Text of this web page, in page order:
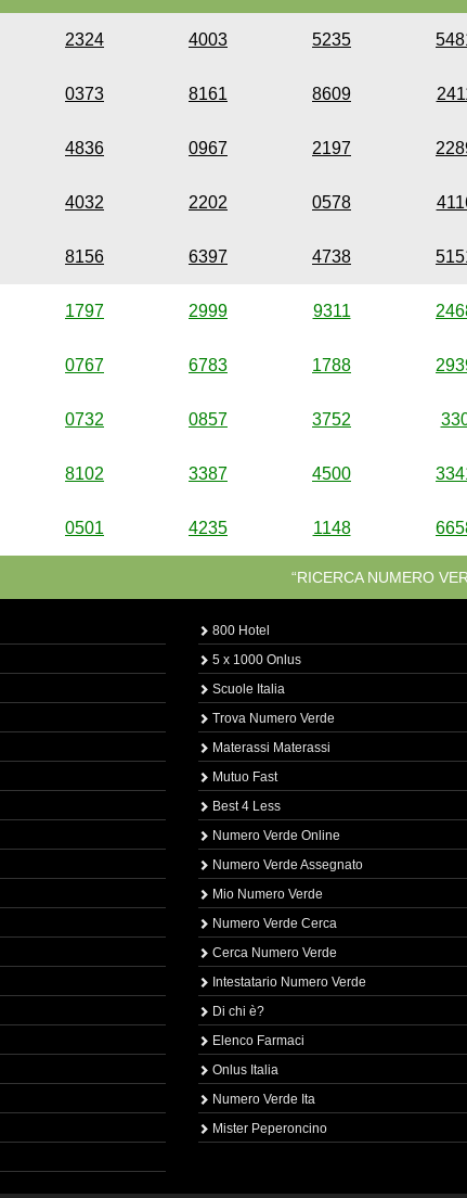
2324 4003 5235
0373 8161 8609
4836 0967 2197
4032 2202 0578
8156 6397 4738
1797 2999 9311
0767 6783 1788
0732 0857 3752
8102 3387 4500
0501 4235 1148
“RICERCA NUMERO
800 Hotel
5 x 1000 Onlus
Scuole Italia
Trova Numero Verde
Materassi Materassi
Mutuo Fast
Best 4 Less
Numero Verde Online
Numero Verde Assegnato
Mio Numero Verde
Numero Verde Cerca
Cerca Numero Verde
Intestatario Numero Verde
Di chi è?
Elenco Farmaci
Onlus Italia
Numero Verde Ita
Mister Peperoncino